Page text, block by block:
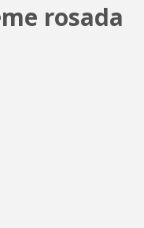
rosada